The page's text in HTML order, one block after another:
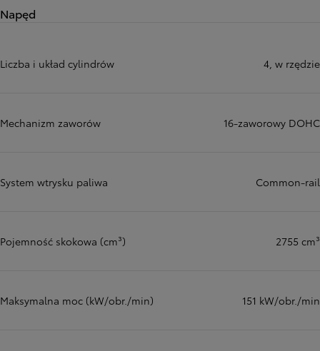
Napęd
Liczba i układ cylindrów 4, w rzędzie
Mechanizm zaworów 16-zaworowy DOHC
System wtrysku paliwa Common-rail
Pojemność skokowa (cm³) 2755 cm³
Maksymalna moc (kW/obr./min) 151 kW/obr./min